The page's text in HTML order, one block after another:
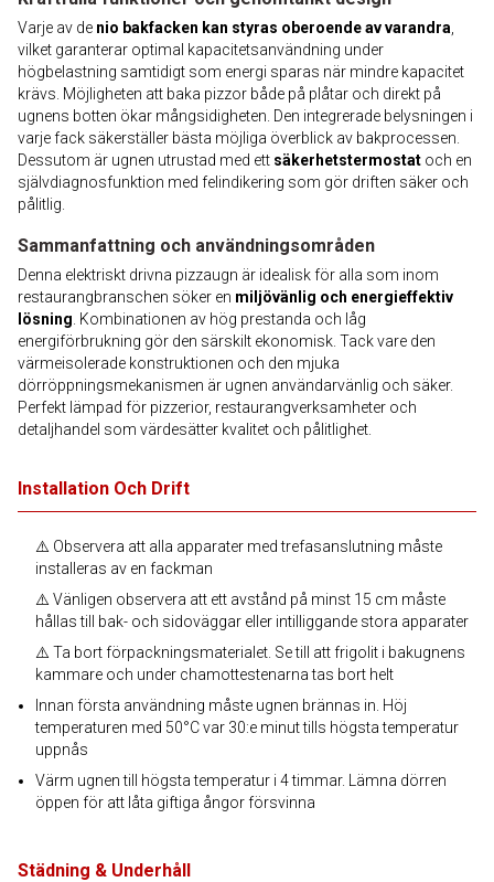
Varje av de nio bakfacken kan styras oberoende av varandra
vilket garanterar optimal kapacitetsanvändning under
högbelastning samtidigt som energi sparas när mindre kapacitet
krävs. Möjligheten att baka pizzor både på plåtar och direkt på
ugnens botten ökar mångsidigheten. Den integrerade belysningen i
varje fack säkerställer bästa möjliga överblick av bakprocessen.
Dessutom är ugnen utrustad med ett säkerhetstermostat och en
självdiagnosfunktion med felindikering som gör driften säker och
pålitlig.
Sammanfattning och användningsområden
Denna elektriskt drivna pizzaugn är idealisk för alla som inom
restaurangbranschen söker en miljövänlig och energieffektiv
lösning . Kombinationen av hög prestanda och låg
energiförbrukning gör den särskilt ekonomisk. Tack vare den
värmeisolerade konstruktionen och den mjuka
dörröppningsmekanismen är ugnen användarvänlig och säker.
Perfekt lämpad för pizzerior, restaurangverksamheter och
detaljhandel som värdesätter kvalitet och pålitlighet.
Installation Och Drift
⚠️ Observera att alla apparater med trefasanslutning måste
installeras av en fackman
⚠️ Vänligen observera att ett avstånd på minst 15 cm måste
hållas till bak- och sidoväggar eller intilliggande stora apparater
⚠️ Ta bort förpackningsmaterialet. Se till att frigolit i bakugnens
kammare och under chamottestenarna tas bort helt
Innan första användning måste ugnen brännas in. Höj
temperaturen med 50°C var 30:e minut tills högsta temperatur
uppnås
Värm ugnen till högsta temperatur i 4 timmar. Lämna dörren
öppen för att låta giftiga ångor försvinna
Städning & Underhåll